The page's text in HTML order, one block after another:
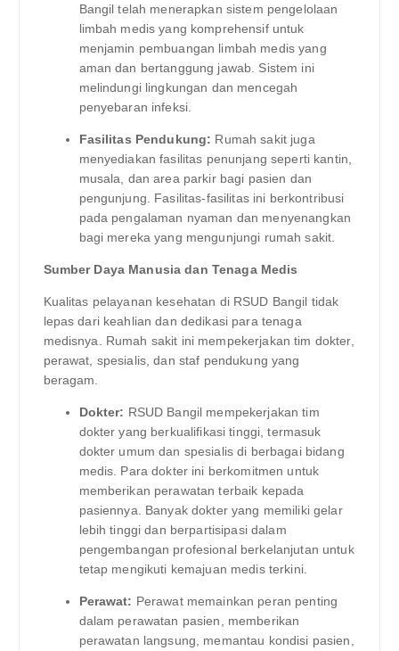
Bangil telah menerapkan sistem pengelolaan
limbah medis yang komprehensif untuk
menjamin pembuangan limbah medis yang
aman dan bertanggung jawab. Sistem ini
melindungi lingkungan dan mencegah
penyebaran infeksi.
Fasilitas Pendukung: Rumah sakit juga
menyediakan fasilitas penunjang seperti kantin,
musala, dan area parkir bagi pasien dan
pengunjung. Fasilitas-fasilitas ini berkontribusi
pada pengalaman nyaman dan menyenangkan
bagi mereka yang mengunjungi rumah sakit.
Sumber Daya Manusia dan Tenaga Medis
Kualitas pelayanan kesehatan di RSUD Bangil tidak
lepas dari keahlian dan dedikasi para tenaga
medisnya. Rumah sakit ini mempekerjakan tim dokter,
perawat, spesialis, dan staf pendukung yang
beragam.
Dokter: RSUD Bangil mempekerjakan tim
dokter yang berkualifikasi tinggi, termasuk
dokter umum dan spesialis di berbagai bidang
medis. Para dokter ini berkomitmen untuk
memberikan perawatan terbaik kepada
pasiennya. Banyak dokter yang memiliki gelar
lebih tinggi dan berpartisipasi dalam
pengembangan profesional berkelanjutan untuk
tetap mengikuti kemajuan medis terkini.
Perawat: Perawat memainkan peran penting
dalam perawatan pasien, memberikan
perawatan langsung, memantau kondisi pasien,